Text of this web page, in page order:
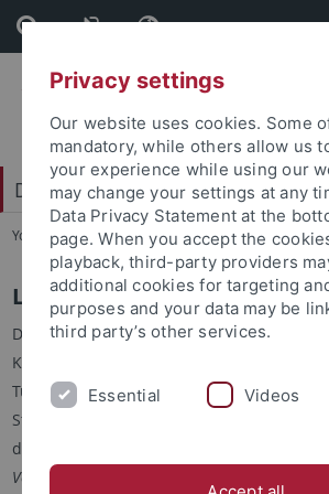
Skip
to
content
Skip
to
footer
Dr. Eberle Zentrum für digitale
You are here: Home ... Wintersemester
Lehrangebot
Das Dr. Eberle Zentrum für digitale
Kooperation mit anderen Einrichtungen
Tübingen Kurse zum Erwerb digitaler
Studierende aller Fachrichtungen an. Im
des Alma-Portals finden Sie unsere Kurse
Veranstaltungen > Informations-,
Privacy settings
Our website uses cookies. Some
mandatory, while others allow us
your experience while using our
may change your settings at any
Data Privacy Statement at the
page. When you accept the
playback, third-party providers
additional cookies for targeting
purposes and your data may be
third party’s other services.
Essential Videos